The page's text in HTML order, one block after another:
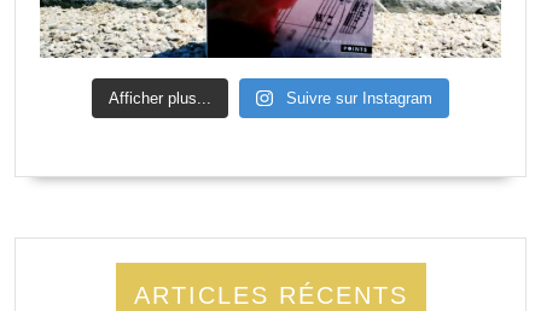
Afficher plus... Suivre sur Instagram
ARTICLES RÉCENTS